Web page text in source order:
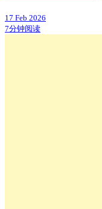
17 Feb 2026
7分钟阅读